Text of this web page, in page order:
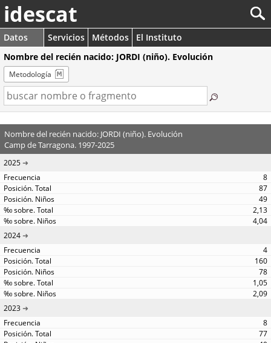
idescat
Datos Servicios Métodos
El Instituto
Nombre del recién nacido: JORDI (niño). Evolución
Metodología
Nombre del recién nacido: JORDI (niño). Evolución
Camp de Tarragona. 1997-2025
2025
8
87
49
2,13
4,04
2024
4
160
78
1,05
2,09
2023
8
77